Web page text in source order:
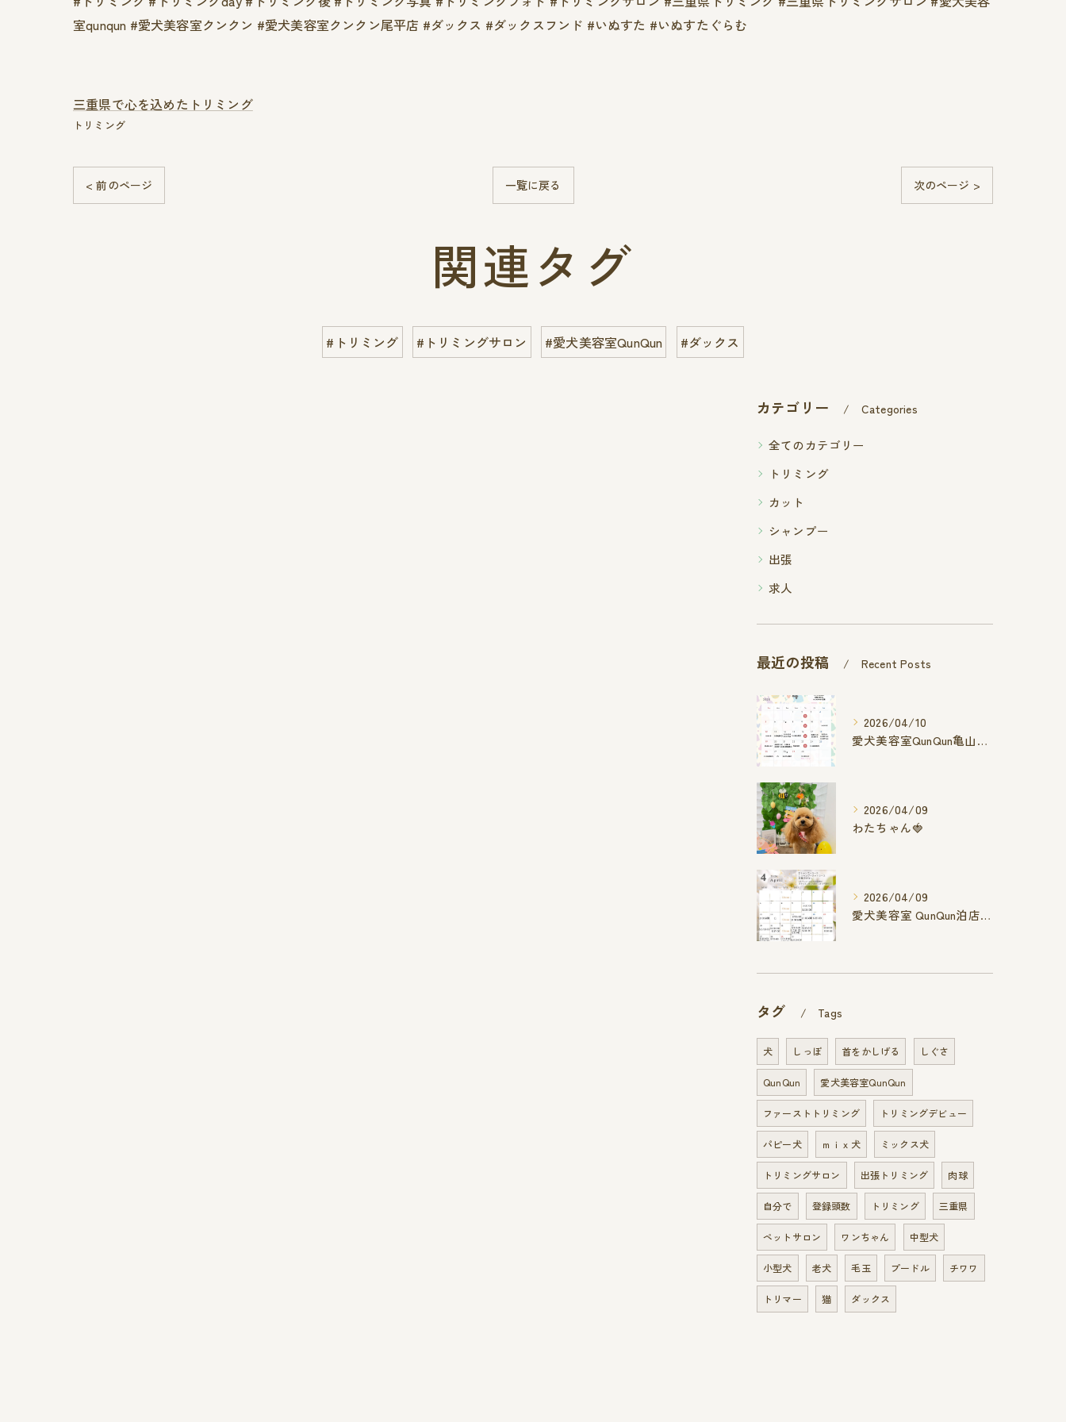
室qunqun #愛犬美容室クンクン #愛犬美容室クンクン尾平店 #ダックス #ダックスフンド #いぬすた #いぬすたぐらむ
三重県で心を込めたトリミング
トリミング
< 前のページ 一覧に戻る 次のページ >
関連タグ
#トリミング #トリミングサロン #愛犬美容室QunQun #ダックス
カテゴリー Categories
全てのカテゴリー
トリミング
カット
シャンプー
出張
求人
最近の投稿 Recent Posts
2026/04/10
愛犬美容室QunQun亀山エコー店
2026/04/09
わたちゃん🍓
2026/04/09
愛犬美容室 QunQun泊店 4月空き状況です
タグ Tags
犬 しっぽ 首をかしげる しぐさ
QunQun 愛犬美容室QunQun
ファーストトリミング トリミングデビュー
パピー犬 ｍｉｘ犬 ミックス犬
トリミングサロン 出張トリミング 肉球
自分で 登録頭数 トリミング 三重県
ペットサロン ワンちゃん 中型犬
小型犬 老犬 毛玉 プードル チワワ
トリマー 猫 ダックス